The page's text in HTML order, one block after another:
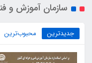
سازمان آموزش و
جدیدترین محبوب‌ترین